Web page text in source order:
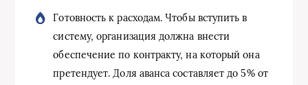
Готовность к расходам. Чтобы вступить в
систему, организация должна внести
обеспечение по контракту, на который она
претендует. Доля аванса составляет до 5% от